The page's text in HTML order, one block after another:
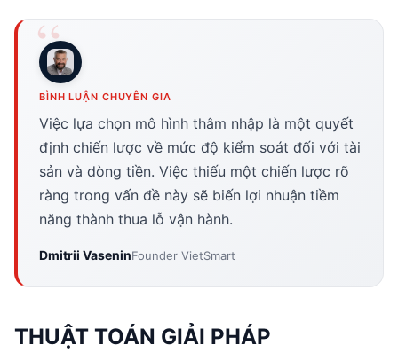
BÌNH LUẬN CHUYÊN GIA
Việc lựa chọn mô hình thâm nhập là một quyết
định chiến lược về mức độ kiểm soát đối với tài
sản và dòng tiền. Việc thiếu một chiến lược rõ
ràng trong vấn đề này sẽ biến lợi nhuận tiềm
năng thành thua lỗ vận hành.
Dmitrii VaseninFounder VietSmart
THUẬT TOÁN GIẢI PHÁP